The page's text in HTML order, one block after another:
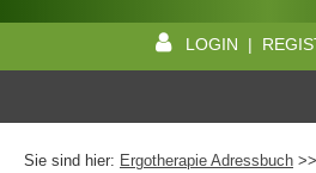
LOGIN |
Sie sind hier: Ergotherapie Adressbuch >>